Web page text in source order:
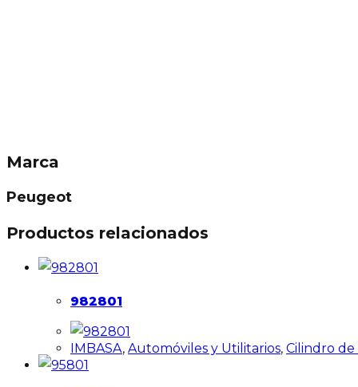
Marca
Peugeot
Productos relacionados
982801
IMBASA, Automóviles y Utilitarios, Cilindro